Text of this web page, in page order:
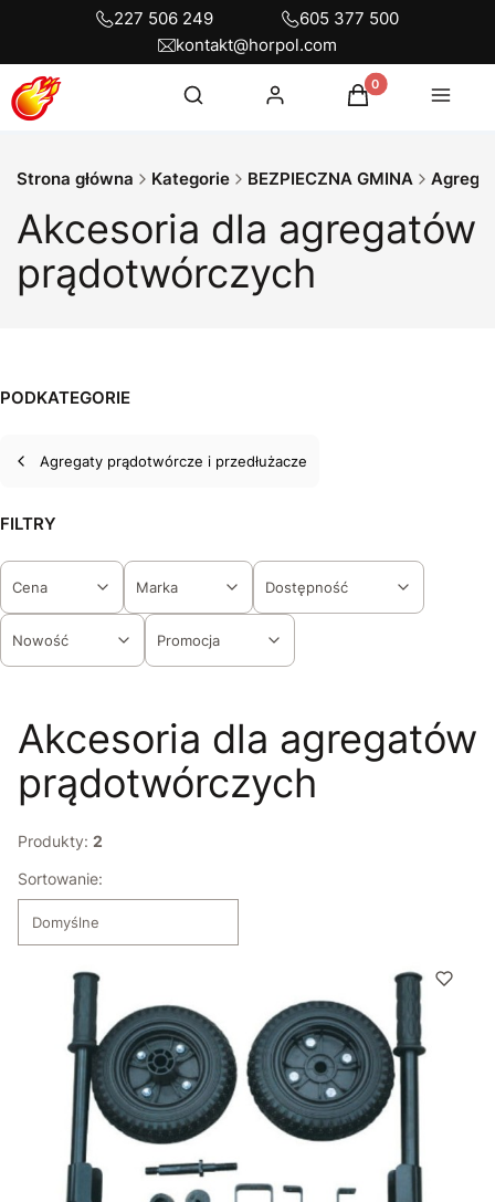
227 506 249
605 377 500
kontakt@horpol.com
Otwórz wyszukiwarkę
Szukaj Zaloguj się Produkty w
Koszyk Menu
Strona główna Kategorie BEZPIECZNA GMINA
Akcesoria dla agregatów
prądotwórczych
PODKATEGORIE
Agregaty prądotwórcze i przedłużacze
FILTRY
Cena Marka Dostępność
Nowość Promocja
Akcesoria dla agregatów
prądotwórczych
Produkty: 2
Lista produktów
Sortowanie:
Domyślne